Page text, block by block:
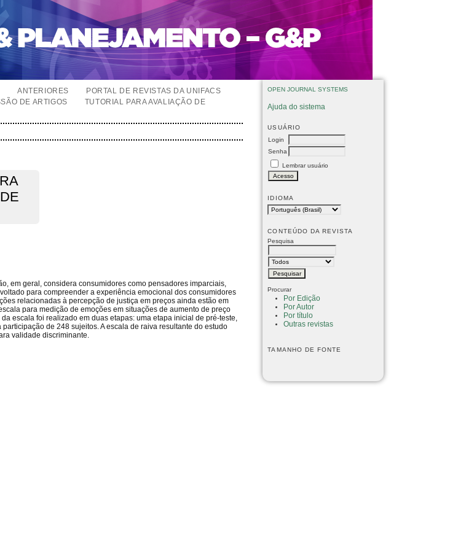
OPEN JOURNAL SYSTEMS
Ajuda do sistema
USUÁRIO
Login
Senha
Lembrar usuário
IDIOMA
CONTEÚDO DA REVISTA
Pesquisa
Procurar
Por Edição
Por Autor
Por título
Outras revistas
TAMANHO DE FONTE
ANTERIORES
PORTAL DE REVISTAS DA UNIFACS
DE ARTIGOS
TUTORIAL PARA AVALIAÇÃO DE
em geral, considera consumidores como pensadores imparciais,
para compreender a experiência emocional dos consumidores
relacionadas à percepção de justiça em preços ainda estão em
para medição de emoções em situações de aumento de preço
escala foi realizado em duas etapas: uma etapa inicial de pré-teste,
de 248 sujeitos. A escala de raiva resultante do estudo
validade discriminante.